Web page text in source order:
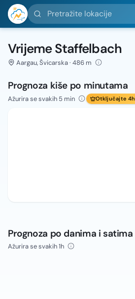
Pretražite lokacije
Vrijeme Staffelbach
Aargau, Švicarska · 486 m
Prognoza kiše po minutama
Ažurira se svakih 5 min Otključajte 4h
Prognoza po danima i satima
Ažurira se svakih 1h